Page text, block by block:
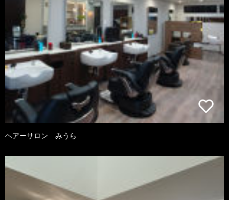
ヘアーサロン みうら